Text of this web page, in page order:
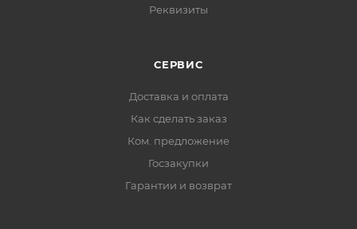
Реквизиты
СЕРВИС
Доставка и оплата
Как сделать заказ
Ком. предложение
Госзакупки
Гарантии и возврат